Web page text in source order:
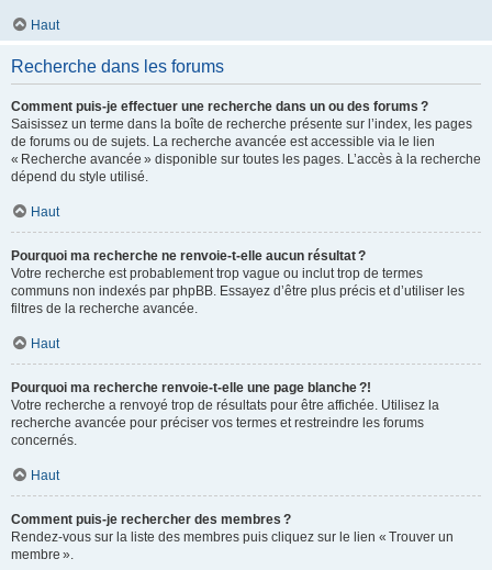
Haut
Recherche dans les forums
Comment puis-je effectuer une recherche dans un ou des forums ?
Saisissez un terme dans la boîte de recherche présente sur l’index, les pages
de forums ou de sujets. La recherche avancée est accessible via le lien
« Recherche avancée » disponible sur toutes les pages. L’accès à la recherche
dépend du style utilisé.
Haut
Pourquoi ma recherche ne renvoie-t-elle aucun résultat ?
Votre recherche est probablement trop vague ou inclut trop de termes
communs non indexés par phpBB. Essayez d’être plus précis et d’utiliser les
filtres de la recherche avancée.
Haut
Pourquoi ma recherche renvoie-t-elle une page blanche ?!
Votre recherche a renvoyé trop de résultats pour être affichée. Utilisez la
recherche avancée pour préciser vos termes et restreindre les forums
concernés.
Haut
Comment puis-je rechercher des membres ?
Rendez-vous sur la liste des membres puis cliquez sur le lien « Trouver un
membre ».